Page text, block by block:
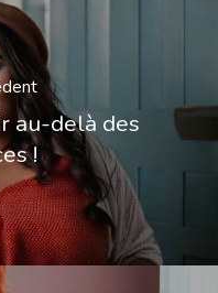
au-delà des
!